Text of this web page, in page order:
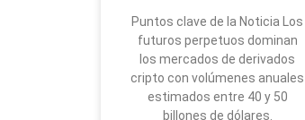
Puntos clave de la Noticia Los
futuros perpetuos dominan
los mercados de derivados
cripto con volúmenes anuales
estimados entre 40 y 50
billones de dólares.